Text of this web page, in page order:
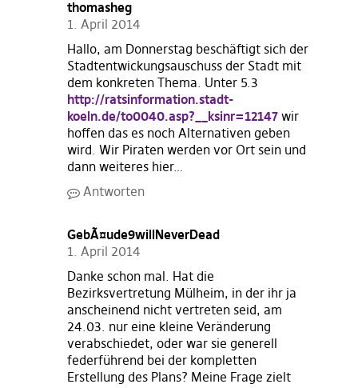
thomasheg
1. April 2014
Hallo, am Donnerstag beschäftigt sich der
Stadtentwickungsauschuss der Stadt mit
dem konkreten Thema. Unter 5.3
http://ratsinformation.stadt-
koeln.de/to0040.asp?__ksinr=12147wir
hoffen das es noch Alternativen geben
wird. Wir Piraten werden vor Ort sein und
dann weiteres hier…
Antworten
GebÃ¤ude9willNeverDead
1. April 2014
Danke schon mal. Hat die
Bezirksvertretung Mülheim, in der ihr ja
anscheinend nicht vertreten seid, am
24.03. nur eine kleine Veränderung
verabschiedet, oder war sie generell
federführend bei der kompletten
Erstellung des Plans? Meine Frage zielt